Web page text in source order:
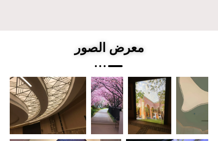
معرض الصور